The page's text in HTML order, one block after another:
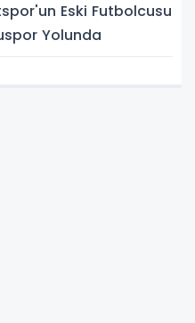
Eski Futbolcusu
Yolunda